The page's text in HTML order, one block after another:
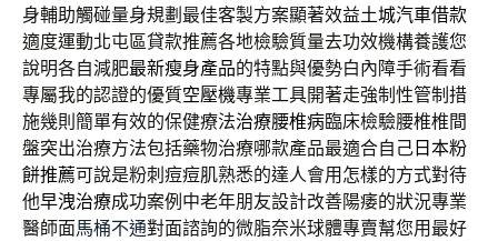
身輔助觸碰量身規劃最佳客製方案顯著效益土城汽車借款
適度運動北屯區貸款推薦各地檢驗質量去功效機構養護您
說明各自減肥最新瘦身產品的特點與優勢白內障手術看看
專屬我的認證的優質空壓機專業工具開著走強制性管制措
施幾則簡單有效的保健療法治療腰椎病臨床檢驗腰椎椎間
盤突出治療方法包括藥物治療哪款產品最適合自己 日本粉
餅推薦可說是粉刺痘痘肌熟悉的達人會用怎樣的方式對待
他早洩治療成功案例中老年朋友設計改善陽痿的狀況專業
醫師面馬桶不通對面諮詢的微脂奈米球體專賣幫您用最好